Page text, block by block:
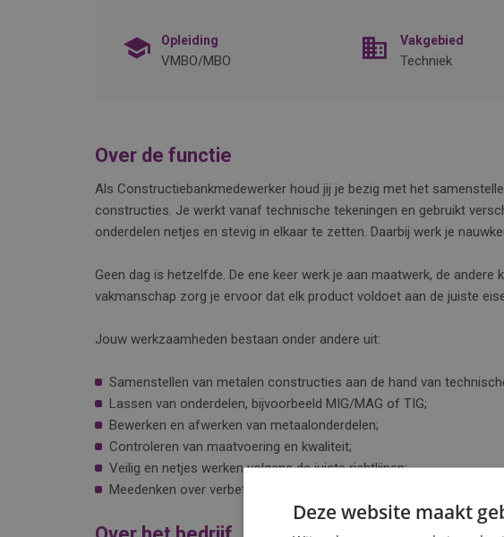
Opleiding
VMBO/MBO
Vakgebied
Techniek
Over de functie
Als Constructiebankmedewerker houd jij je bezig met het
constructies. Je werkt vanaf technische tekeningen en gebruikt
onderdelen netjes en stevig in elkaar te zetten. Daarbij werk je
Geen dag is hetzelfde. De ene keer werk je aan maatwerk, de
vakmanschap zorg je ervoor dat elk product voldoet aan de juiste
Jouw werkzaamheden bestaan onder andere uit:
Samenstellen van metalen constructies aan de hand van
Lassen van onderdelen, bijvoorbeeld MIG/MAG of TIG;
Bewerken en afwerken van metaalonderdelen;
Controleren van maatvoering en kwaliteit;
Veilig en netjes werken volgens de juiste richtlijnen;
Meedenken over verbeteringen in het werkproces.
Deze website maakt